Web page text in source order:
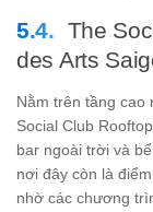
The
des Arts
Nằm trên tầng cao
Social Club
bar ngoài trời và
nơi đây còn là
nhờ các chương